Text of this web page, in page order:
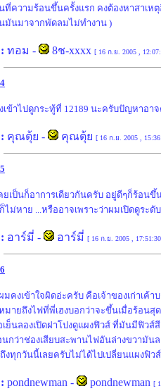
ที่ความร้อนขึ้นครั้งแรก คงต้องหาสาเหตุ
มันมาจากพัดลมไม่ทำงาน )
ทอม - 8ช-xxxx [ 16 ก.ย. 2005 ,
เข้าไปดูกระทู้ที่ 12189 นะครับปัญหาอา
คุณตุ้ย - คุณตุ้ย [ 16 ก.ย. 2005 ,
ยเป็นก็อาการเดียวกันครับ อยู่ดีๆก็ร้อน
ไม่หาย ...หรืออาจเพราะว่าผมเปิดดูระดั
อาร์มี่ - อาร์มี่ [ 16 ก.ย. 2005 ,
มคงเข้าใจผิดอ่ะครับ คือเจ้าของเก่าเ
มายถึงไฟที่พี่เฮงบอกว่าจะขึ้นเมื่อร้อน
เย็นลองเปิดฝาโปงดูแผงฟิวส์ ที่มันมีฟิว
นกว่าช่องเสียบสะพานไฟอันล่างขวามัน
งทุกวันนี้เลยครับไม่ได้ไปเปลี่ยนแผงฟิวส์
pondnewman - pondnewman [